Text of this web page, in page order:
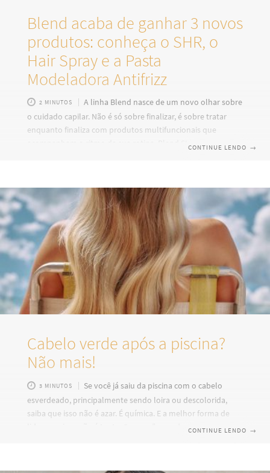
Blend acaba de ganhar 3 novos
produtos: conheça o SHR, o
Hair Spray e a Pasta
Modeladora Antifrizz
2 MINUTOS
A linha Blend nasce de um novo olhar sobre
o cuidado capilar. Não é só sobre finalizar, é sobre tratar
enquanto finaliza com produtos multifuncionais que
acompanham o ritmo da sua rotina. Blend SHR: Sistema de
fórmula altamente concentrada, rica em proteínas veganas
e D’Pantenol, ele forma uma rede de proteção e nutrição ao
redor dos fios, promovendo
CONTINUE LENDO →
Cabelo verde após a piscina?
Não mais!
3 MINUTOS
Se você já saiu da piscina com o cabelo
esverdeado, principalmente sendo loira ou descolorida,
saiba que isso não é azar. É química. E a melhor forma de
lidar com isso não é tentar “apagar” o verde depois, mas
CONTINUE LENDO →